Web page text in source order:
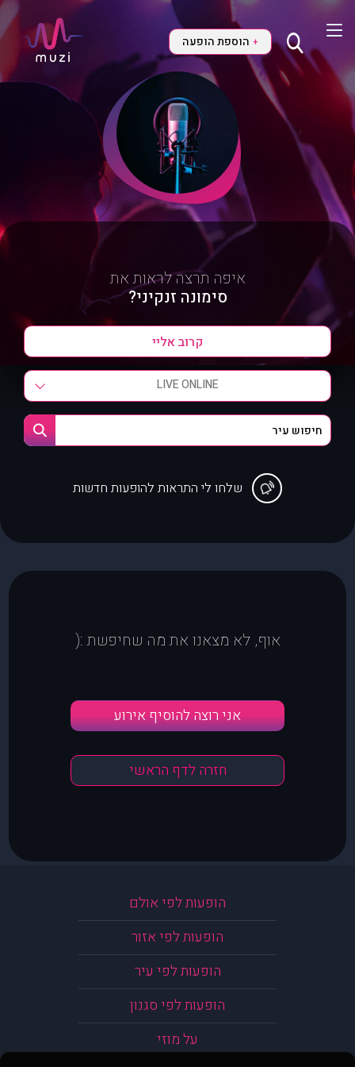
+ הוספת הופעה
איפה תרצה לראות את
סימונה זנקיני?
LIVE ONLINE
שלחו לי התראות להופעות חדשות
אוף, לא מצאנו את מה שחיפשת :(
אני רוצה להוסיף אירוע
חזרה לדף הראשי
הופעות לפי אולם
הופעות לפי אזור
הופעות לפי עיר
הופעות לפי סגנון
על מוזי